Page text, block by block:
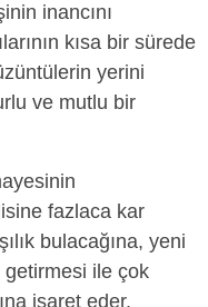
inancını
kısa bir sürede
yerini
ve mutlu bir
fazlaca kar
bulacağına, yeni
getirmesi ile çok
işaret eder.